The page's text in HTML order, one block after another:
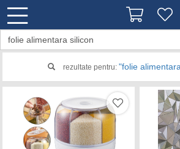
rezultate pentru: "folie